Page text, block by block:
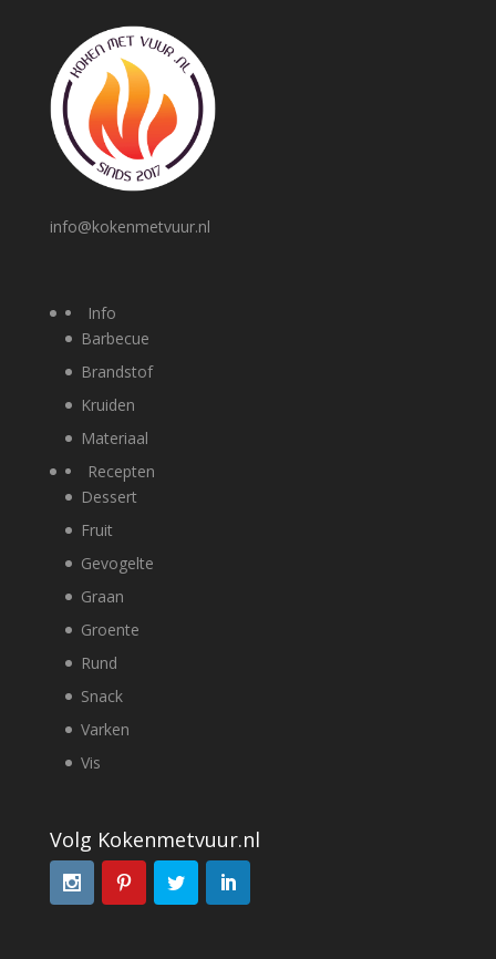
info@kokenmetvuur.nl
Info
Barbecue
Brandstof
Kruiden
Materiaal
Recepten
Dessert
Fruit
Gevogelte
Graan
Groente
Rund
Snack
Varken
Vis
Volg Kokenmetvuur.nl